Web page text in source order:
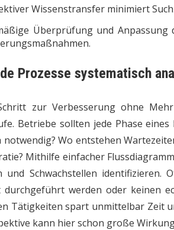
Wissenstransfer minimiert
Überprüfung und
Prozesse systematisch
zur Verbesserung ohne
Betriebe sollten jede Phase
notwendig? Wo entstehen
Mithilfe einfacher
und Schwachstellen
durchgeführt werden oder keinen
Tätigkeiten spart unmittelbar Zeit
kann hier schon große